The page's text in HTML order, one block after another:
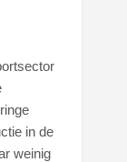
in de
weinig